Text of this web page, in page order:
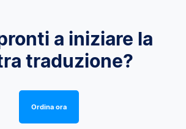
a iniziare la
traduzione?
Ordina ora